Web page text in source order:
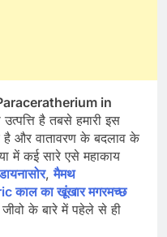
in
है तबसे हमारी इस
और वातावरण के बदलाव के
में कई सारे एसे महाकाय
,मैमथ
काल का खूंखार मगरमच्छ
के बारे में पहेले से ही